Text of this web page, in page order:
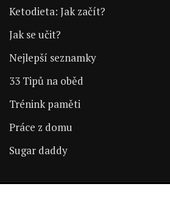
Ketodieta: Jak začít?
Jak se učit?
Nejlepší seznamky
33 Tipů na oběd
Trénink paměti
Práce z domu
Sugar daddy